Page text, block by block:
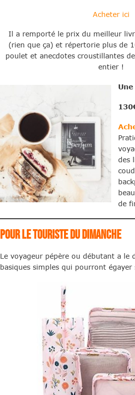
Acheter ici
Il a remporté le prix du meilleur
(rien que ça) et répertorie plus de
poulet et anecdotes croustillantes
entier !
des
de
Pour le touriste du dimanche
Le voyageur pépère ou débutant a le
basiques simples qui pourront égayer